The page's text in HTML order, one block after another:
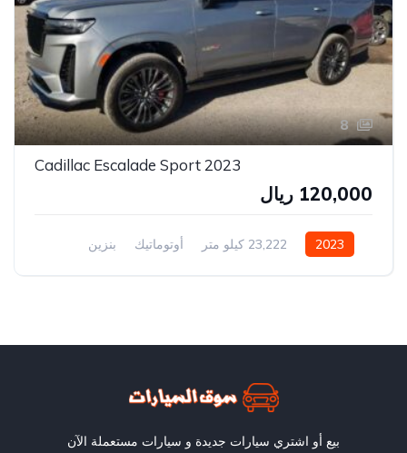
8
2023 Cadillac Escalade Sport
120,000 ريال
2023 23,222 كيلو متر أوتوماتيك
بنزين
بيع أو اشتري سيارات جديدة و سيارات مستعملة الآن